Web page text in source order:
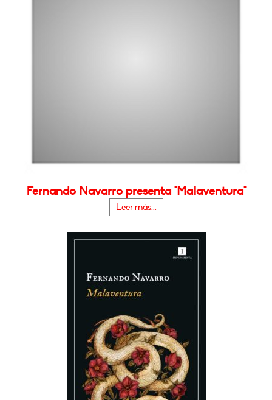
Fernando Navarro presenta "Malaventura"
Leer más...